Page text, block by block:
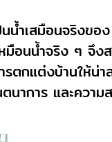
น้ำเสมือนจริงขอ
มือนน้ำจริง ๆ จึง
รตกแต่งบ้านให้น่า
นาการ และควา